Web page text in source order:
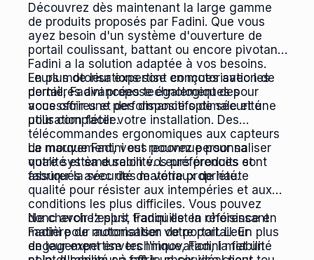
Découvrez dès maintenant la large gamme
de produits proposés par Fadini. Que vous
ayez besoin d'un système d'ouverture de
portail coulissant, battant ou encore pivotant,
Fadini a la solution adaptée à vos besoins.
Leurs motorisations sont conçues avec les
dernières avancées technologiques pour
vous offrir une performance optimale et une
utilisation facile.
En plus de leur expertise en motorisation de
portail, Fadini propose également des
accessoires et des dispositifs de sécurité
pour compléter votre installation. Des
télécommandes ergonomiques aux capteurs
de mouvement, vous pouvez personnaliser
votre système selon vos préférences et
assurer la sécurité de votre propriété.
La marque Fadini est reconnue pour sa
qualité et sa durabilité. Leurs produits sont
fabriqués avec des matériaux de haute
qualité pour résister aux intempéries et aux
conditions les plus difficiles. Vous pouvez
donc avoir l'esprit tranquille en choisissant
Fadini pour automatiser votre portail. En plus
de leur expertise technique, Fadini met un
Ne cherchez plus, Fadini est la référence en
matière de motorisation de portail. Leur
engagement envers l'innovation, la fiabilité